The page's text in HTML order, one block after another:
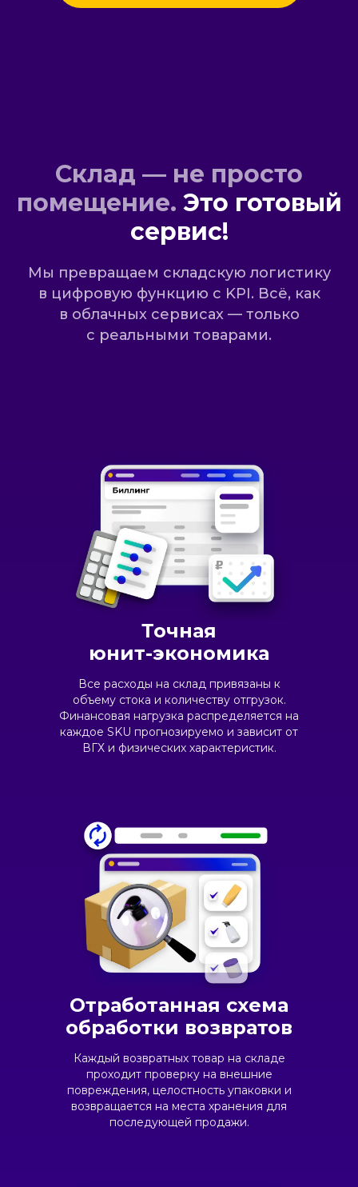
Склад — не просто
помещение. Это готовый
сервис!
Мы превращаем складскую логистику
в цифровую функцию с KPI. Всё, как
в облачных сервисах — только
с реальными товарами.
Точная
юнит-экономика
Все расходы на склад привязаны к
объему стока и количеству отгрузок.
Финансовая нагрузка распределяется на
каждое SKU прогнозируемо и зависит от
ВГХ и физических характеристик.
Каждый возвратных товар на складе
проходит проверку на внешние
повреждения, целостность упаковки и
возвращается на места хранения для
последующей продажи.
Отработанная схема
обработки возвратов